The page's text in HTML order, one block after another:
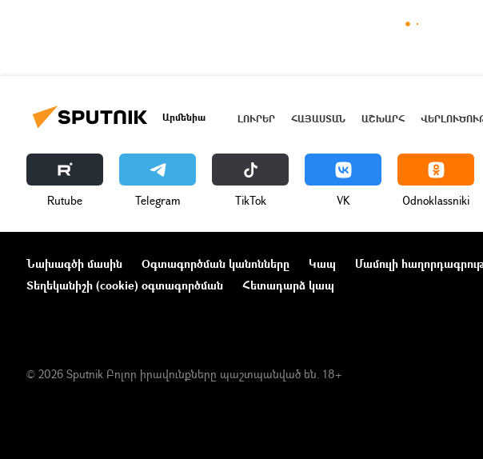
Արմենիա ԼՈՒՐԵՐ ՀԱՅԱՍՏԱՆ ԱՇԽԱՐՀ
Rutube Telegram ТikТоk VK Odnoklassniki
Նախագծի մասին Օգտագործման կանոնները Կապ Մամուլի
Տեղեկանիշի (cookie) օգտագործման
Հետադարձ կապ
© 2026 Sputnik Բոլոր իրավունքները պաշտպանված են. 18+